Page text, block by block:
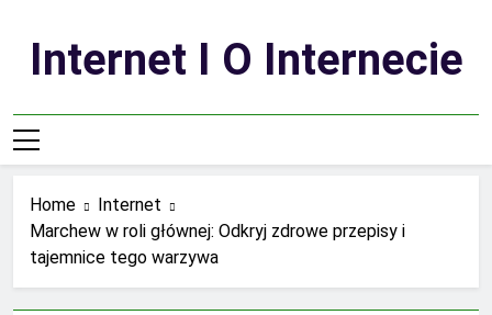
contentInternet I O Internecie
Home
Internet
Marchew w roli głównej: Odkryj zdrowe przepisy i
tajemnice tego warzywa